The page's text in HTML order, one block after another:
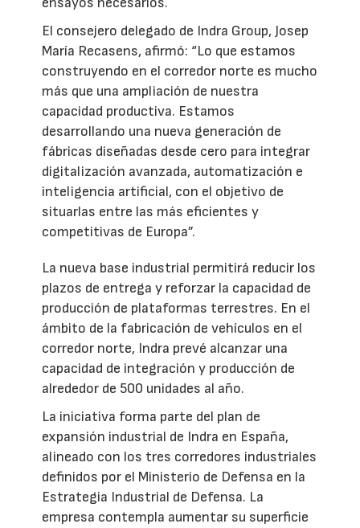
El consejero delegado de Indra Group, Josep
María Recasens, afirmó: “Lo que estamos
construyendo en el corredor norte es mucho
más que una ampliación de nuestra
capacidad productiva. Estamos
desarrollando una nueva generación de
fábricas diseñadas desde cero para integrar
digitalización avanzada, automatización e
inteligencia artificial, con el objetivo de
situarlas entre las más eficientes y
competitivas de Europa”.
La nueva base industrial permitirá reducir los
plazos de entrega y reforzar la capacidad de
producción de plataformas terrestres. En el
ámbito de la fabricación de vehículos en el
corredor norte, Indra prevé alcanzar una
capacidad de integración y producción de
alrededor de 500 unidades al año.
La iniciativa forma parte del plan de
expansión industrial de Indra en España,
alineado con los tres corredores industriales
definidos por el Ministerio de Defensa en la
Estrategia Industrial de Defensa. La
empresa contempla aumentar su superficie